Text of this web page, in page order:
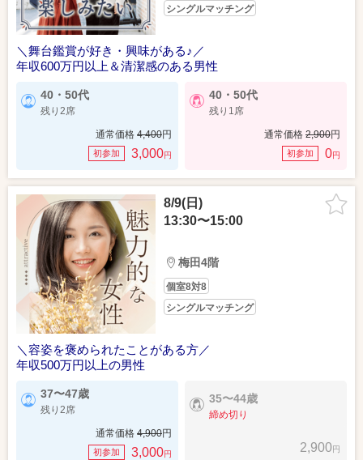
シングルマッチング
＼舞台鑑賞が好き・興味がある♪／
年収600万円以上＆清潔感のある男性
40・50代
残り2席
通常価格 4,400円
初参加 3,000円
40・50代
残り1席
通常価格 2,900円
初参加 0円
8/9(日)
13:30〜15:00
梅田4階
個室8対8
シングルマッチング
＼容姿を褒められたことがある方／
年収500万円以上の男性
37〜47歳
残り2席
通常価格 4,900円
初参加 3,000円
35〜44歳
締め切り
2,900円